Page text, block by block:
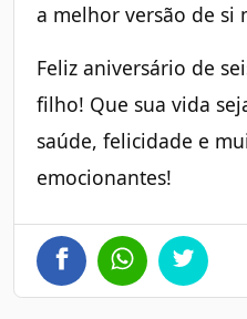
a melhor versão de si
Feliz aniversário de
filho! Que sua vida
saúde, felicidade e
emocionantes!